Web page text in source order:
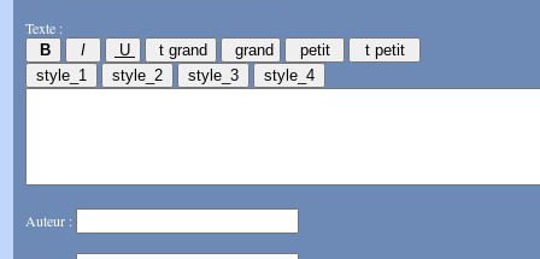
Texte :
Auteur :